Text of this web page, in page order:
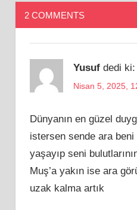
2 COMMENTS
Yusuf dedi ki:
Nisan 5, 2025,
Dünyanın en güzel
istersen sende ara
yaşayıp seni
Muş’a yakın ise ara
uzak kalma artık